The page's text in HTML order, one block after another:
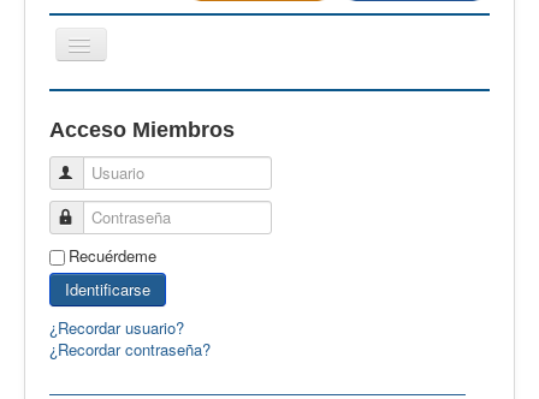
Cambiar
navegación
CertAcleB
Profesores Visitantes
Calidad
Artículos
Recursos
Observatorio EB
CIEB
Acceso Miembros
Usuario
Contraseña
Recuérdeme
Identificarse
¿Recordar usuario?
¿Recordar contraseña?